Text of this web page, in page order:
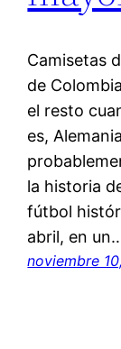
Camisetas
de
el resto
es,
la historia
fútbol
abril, en
noviembre